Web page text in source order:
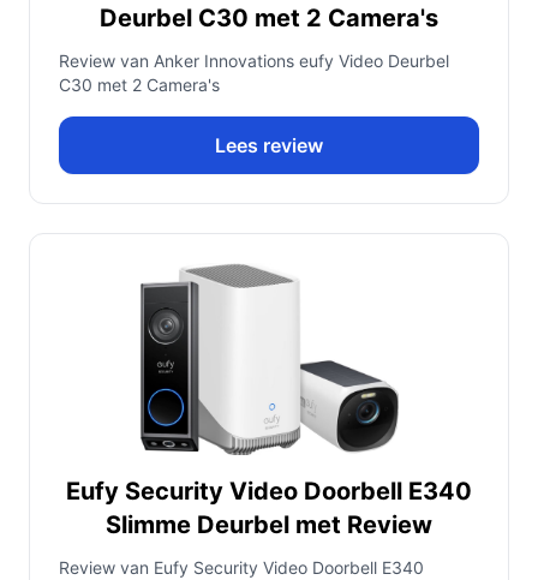
Deurbel C30 met 2 Camera's
Review van Anker Innovations eufy Video Deurbel
C30 met 2 Camera's
Lees review
Eufy Security Video Doorbell E340
Slimme Deurbel met Review
Review van Eufy Security Video Doorbell E340